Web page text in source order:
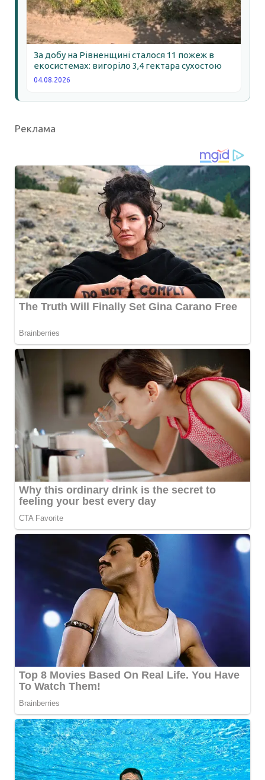
За добу на Рівненщині сталося 11 пожеж в
екосистемах: вигоріло 3,4 гектара сухостою
04.08.2026
Реклама